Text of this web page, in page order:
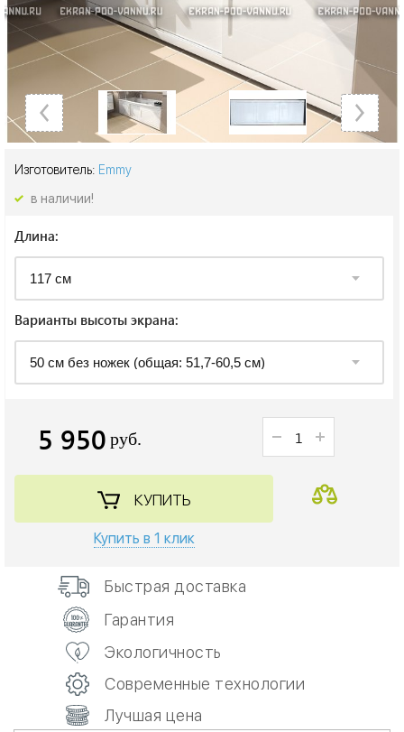
Изготовитель: Emmy
в наличии!
Длина:
Варианты высоты экрана:
5 950 руб.
КУПИТЬ
Купить в 1 клик
Быстрая доставка
Гарантия
Экологичность
Современные технологии
Лучшая цена